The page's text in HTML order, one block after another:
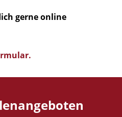
gerne online